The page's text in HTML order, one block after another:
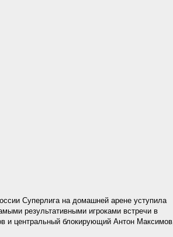
Суперлига на домашней арене уступила
результативными игроками встречи в
и центральный блокирующий Антон Максимов,